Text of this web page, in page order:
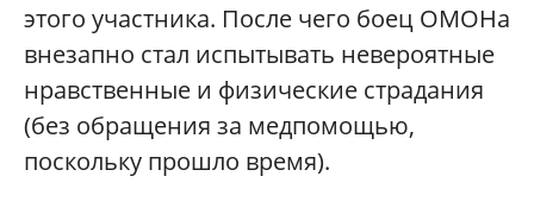
этого участника. После чего боец ОМОНа
внезапно стал испытывать невероятные
нравственные и физические страдания
(без обращения за медпомощью,
поскольку прошло время).